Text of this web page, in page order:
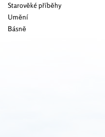
Starověké příběhy
Umění
Básně